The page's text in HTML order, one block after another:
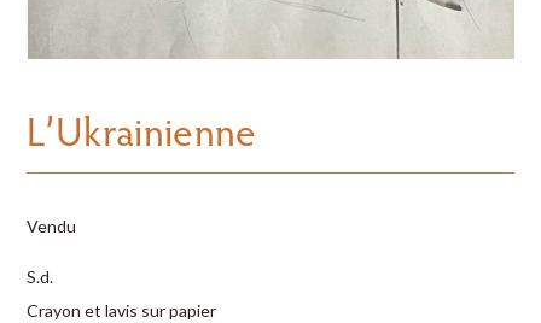
L’Ukrainienne
Vendu
S.d.
Crayon et lavis sur papier